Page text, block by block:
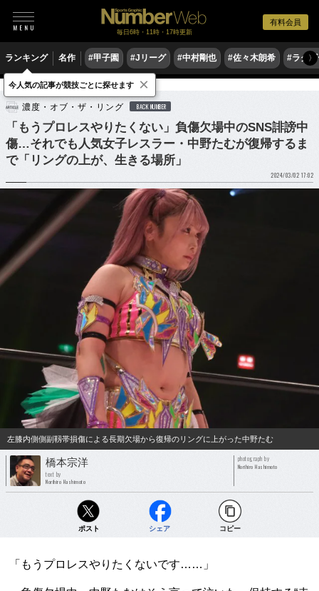
有料会員
毎日6時・11時・17時更新
ランキング 名作 #甲子園 #Jリーグ #中村剛也 #佐々木朗希 #ラグ〉
格闘技 プロレス
濃度・オブ・ザ・リング BACK NUMBER
「もうプロレスやりたくない」負傷欠場中のSNS誹謗中
傷…それでも人気女子レスラー・中野たむが復帰するま
で「リングの上が、生きる場所」
2024/03/02 17:02
左膝内側側副靱帯損傷による長期欠場から復帰のリングに上がった中野たむ
橋本宗洋
text by
Norihiro Hashimoto
photograph by
Norihiro Hashimoto
ポスト シェア コピー
「もうプロレスやりたくないです……」
今人気の記事が競技ごとに探せます ×